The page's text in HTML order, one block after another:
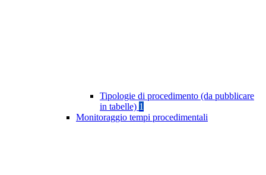
Tipologie di procedimento (da pubblicare
in tabelle) 1
Monitoraggio tempi procedimentali